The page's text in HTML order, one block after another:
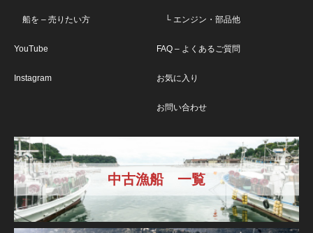
船を – 売りたい方
YouTube
Instagram
└ エンジン・部品他
FAQ – よくあるご質問
お気に入り
お問い合わせ
中古漁船 一覧